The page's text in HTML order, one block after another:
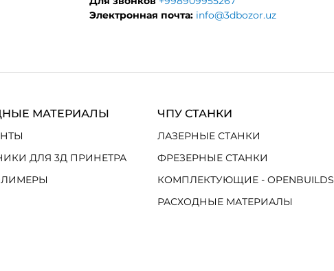
Электронная почта: info@3dbozor.uz
МАТЕРИАЛЫ
ДЛЯ 3Д ПРИНЕТРА
ЧПУ СТАНКИ
ЛАЗЕРНЫЕ СТАНКИ
ФРЕЗЕРНЫЕ СТАНКИ
КОМПЛЕКТУЮЩИЕ - OPENBUILDS
РАСХОДНЫЕ МАТЕРИАЛЫ